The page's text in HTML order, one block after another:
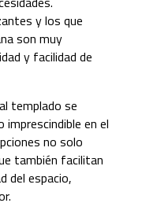
y los que
son muy
y facilidad de
templado se
en el
no solo
también facilitan
del espacio,